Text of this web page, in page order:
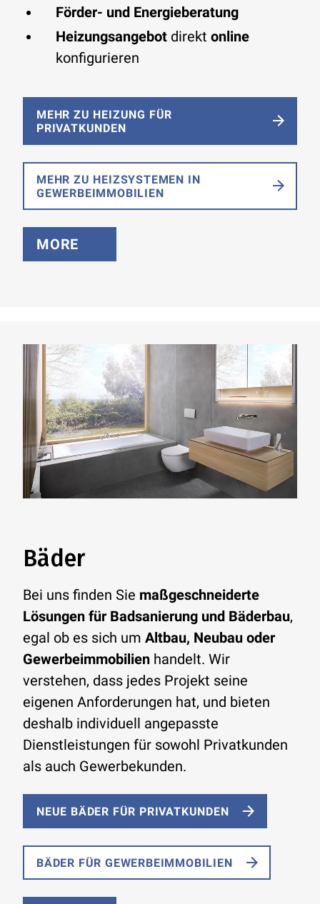
Förder- und Energieberatung
Heizungsangebot direkt online
konfigurieren
MEHR ZU HEIZUNG FÜR
PRIVATKUNDEN
MEHR ZU HEIZSYSTEMEN IN
GEWERBEIMMOBILIEN
MORE
Bäder
Bei uns finden Sie maßgeschneiderte
Lösungen für Badsanierung und Bäderbau,
egal ob es sich um Altbau, Neubau oder
Gewerbeimmobilien handelt. Wir
verstehen, dass jedes Projekt seine
eigenen Anforderungen hat, und bieten
deshalb individuell angepasste
Dienstleistungen für sowohl Privatkunden
als auch Gewerbekunden.
NEUE BÄDER FÜR PRIVATKUNDEN
BÄDER FÜR GEWERBEIMMOBILIEN